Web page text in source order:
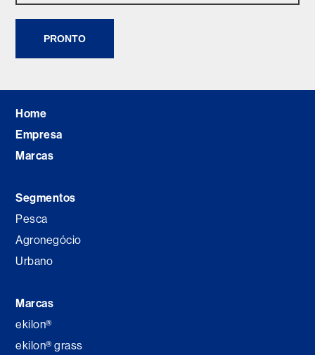
PRONTO
Home
Empresa
Marcas
Segmentos
Pesca
Agronegócio
Urbano
Marcas
ekilon®
ekilon® grass